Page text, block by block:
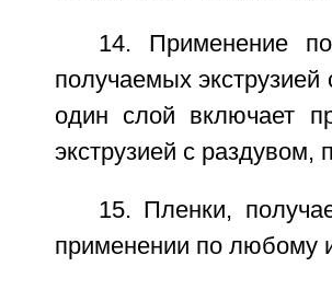
14. Применение
получаемых
один слой включает
экструзией с раздувом,
15. Пленки,
применении по любому